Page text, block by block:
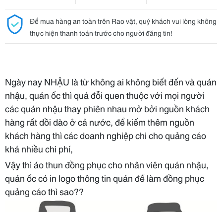
Để mua hàng an toàn trên Rao vặt, quý khách vui lòng không
thực hiện thanh toán trước cho người đăng tin!
Ngày nay NHẬU là từ không ai không biết đến và quán
nhậu, quán ốc thì quá đỗi quen thuộc với mọi người
các quán nhậu thay phiên nhau mở bởi nguồn khách
hàng rất dồi dào ở cả nước, để kiếm thêm nguồn
khách hàng thì các doanh nghiệp chi cho quảng cáo
khá nhiều chi phí,
Vậy thì áo thun đồng phục cho nhân viên quán nhậu,
quán ốc có in logo thông tin quán để làm đồng phục
quảng cáo thì sao??